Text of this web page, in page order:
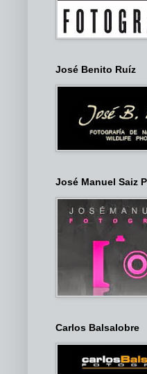
José Benito Ruíz
José Manuel Saiz
Carlos Balsalobre